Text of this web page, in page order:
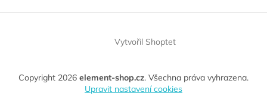
Vytvořil Shoptet
Copyright 2026 element-shop.cz. Všechna práva vyhrazena.
Upravit nastavení cookies